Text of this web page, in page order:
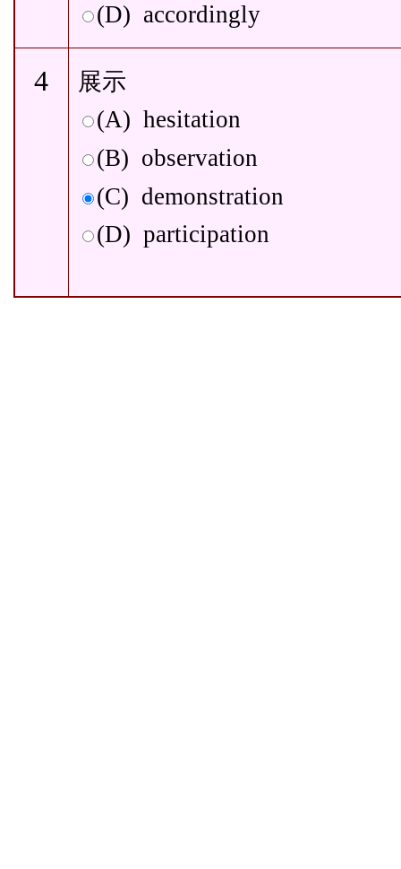
(D) accordingly
4
展示
(A) hesitation
(B) observation
(C) demonstration
(D) participation